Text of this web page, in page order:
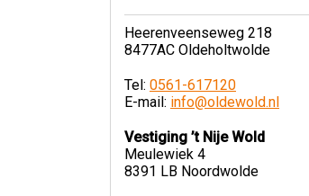
Heerenveenseweg 218
8477AC Oldeholtwolde
Tel: 0561-617120
E-mail: info@oldewold.nl
Vestiging ’t Nije Wold
Meulewiek 4
8391 LB Noordwolde